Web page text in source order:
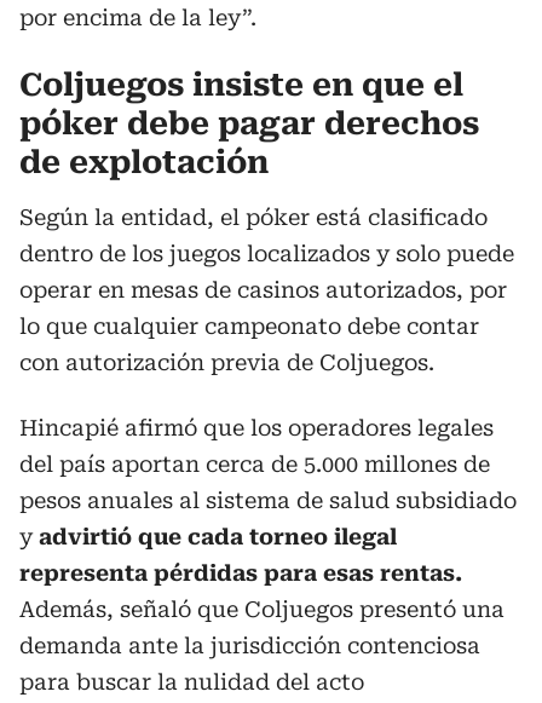
por encima de la ley”.
Coljuegos insiste en que el
póker debe pagar derechos
de explotación
Según la entidad, el póker está clasificado
dentro de los juegos localizados y solo puede
operar en mesas de casinos autorizados, por
lo que cualquier campeonato debe contar
con autorización previa de Coljuegos.
Hincapié afirmó que los operadores legales
del país aportan cerca de 5.000 millones de
pesos anuales al sistema de salud subsidiado
yadvirtió que cada torneo ilegal
representa pérdidas para esas rentas.
Además, señaló que Coljuegos presentó una
demanda ante la jurisdicción contenciosa
para buscar la nulidad del acto